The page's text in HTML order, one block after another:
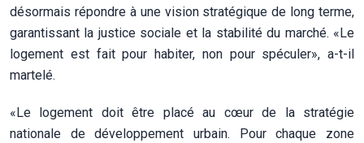
désormais répondre à une vision stratégique de long terme,
garantissant la justice sociale et la stabilité du marché. «Le
logement est fait pour habiter, non pour spéculer», a-t-il
martelé.
«Le logement doit être placé au cœur de la stratégie
nationale de développement urbain. Pour chaque zone